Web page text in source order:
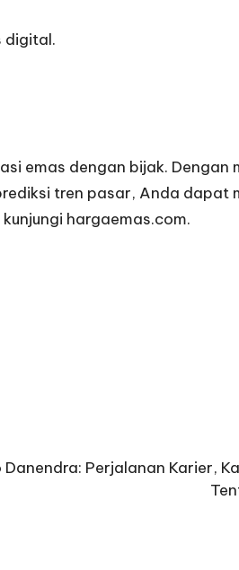
digital.
emas dengan bijak.
tren pasar, Anda dapat
hargaemas.com.
Danendra: Perjalanan Karier,